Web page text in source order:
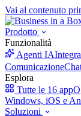
Vai al contenuto
Prodotto
Funzionalità
Agenti IA
Comunicazione
Esplora
Tutte le 16 app
Windows, iOS e
Soluzioni